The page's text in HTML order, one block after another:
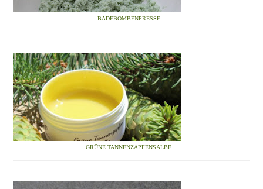
BADEBOMBENPRESSE
GRÜNE TANNENZAPFENSALBE